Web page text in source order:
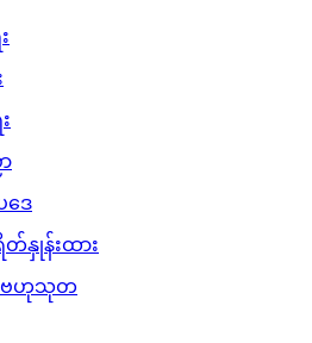
ေ
တ်နှုန်းထား
ဟုသုတ